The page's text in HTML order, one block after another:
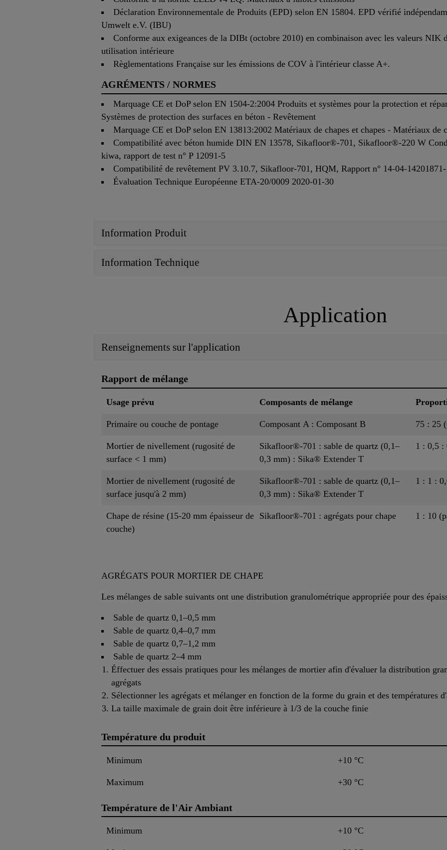
Déclaration Environnementale de Produits (EPD) selon EN 15804. EPD vérifié
Umwelt e.V. (IBU)
Conforme aux exigeances de la DIBt (octobre 2010) en combinaison avec les valeurs
utilisation intérieure
Règlementations Française sur les émissions de COV à l'intérieur classe A+.
AGRÉMENTS / NORMES
Marquage CE et DoP selon EN 1504-2:2004 Produits et systèmes pour la protection et
Systèmes de protection des surfaces en béton - Revêtement
Marquage CE et DoP selon EN 13813:2002 Matériaux de chapes et chapes - Matériaux de
Compatibilité avec béton humide DIN EN 13578, Sikafloor®-701, Sikafloor®-220 W
kiwa, rapport de test n° P 12091-5
Compatibilité de revêtement PV 3.10.7, Sikafloor-701, HQM, Rapport n° 14-04-
Évaluation Technique Européenne ETA-20/0009 2020-01-30
Information Produit
Information Technique
Application
Renseignements sur l'application
Rapport de mélange
Usage prévu Composants de mélange
Primaire ou couche de pontage Composant A : Composant B 75 : 25
Mortier de nivellement (rugosité de
surface < 1 mm)
Sikafloor®-701 : sable de quartz (0,1–
0,3 mm) : Sika® Extender T
1 : 0,5 :
Mortier de nivellement (rugosité de
surface jusqu'à 2 mm)
Sikafloor®-701 : sable de quartz (0,1–
0,3 mm) : Sika® Extender T
1 : 1 :
Chape de résine (15-20 mm épaisseur de
couche)
Sikafloor®-701 : agrégats pour chape 1 : 10
AGRÉGATS POUR MORTIER DE CHAPE
Les mélanges de sable suivants ont une distribution granulométrique appropriée pour des
Sable de quartz 0,1–0,5 mm
Sable de quartz 0,4–0,7 mm
Sable de quartz 0,7–1,2 mm
Sable de quartz 2–4 mm
Éffectuer des essais pratiques pour les mélanges de mortier afin d'évaluer la distribution
agrégats
Sélectionner les agrégats et mélanger en fonction de la forme du grain et des températures
La taille maximale de grain doit être inférieure à 1/3 de la couche finie
Température du produit
Minimum +10 °C
Maximum +30 °C
Température de l'Air Ambiant
Minimum +10 °C